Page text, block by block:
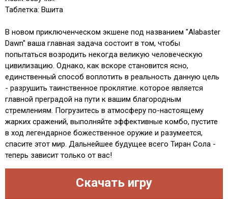
Таблетка: Вшита
В новом приключенческом экшене под названием "Alabaster
Dawn" ваша главная задача состоит в том, чтобы
попытаться возродить некогда великую человеческую
цивилизацию. Однако, как вскоре становится ясно,
единственный способ воплотить в реальность данную цель
- разрушить таинственное проклятие. которое является
главной преградой на пути к вашим благородным
стремлениям. Погрузитесь в атмосферу по-настоящему
жарких сражений, выполняйте эффективные комбо, пустите
в ход легендарное божественное оружие и разумеется,
спасите этот мир. Дальнейшее будущее всего Тиран Сола -
теперь зависит только от вас!
Скачать игру